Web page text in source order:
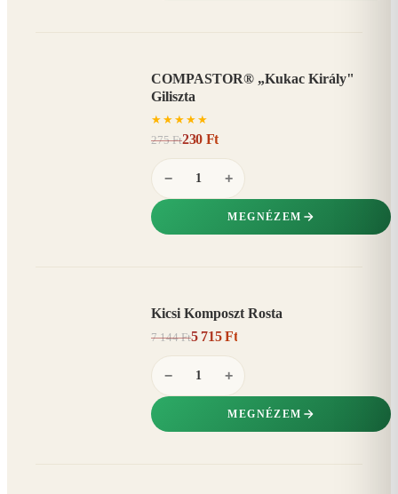
COMPASTOR® „Kukac Király"
Giliszta
★ ★ ★ ★ ★
275 Ft230 Ft
− +
MEGNÉZEM
Kicsi Komposzt Rosta
7 144 Ft5 715 Ft
− +
MEGNÉZEM